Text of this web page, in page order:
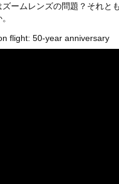
。 RSS設定 更新順130件
ズームレンズの問題？それと
flight: 50-year anniversary